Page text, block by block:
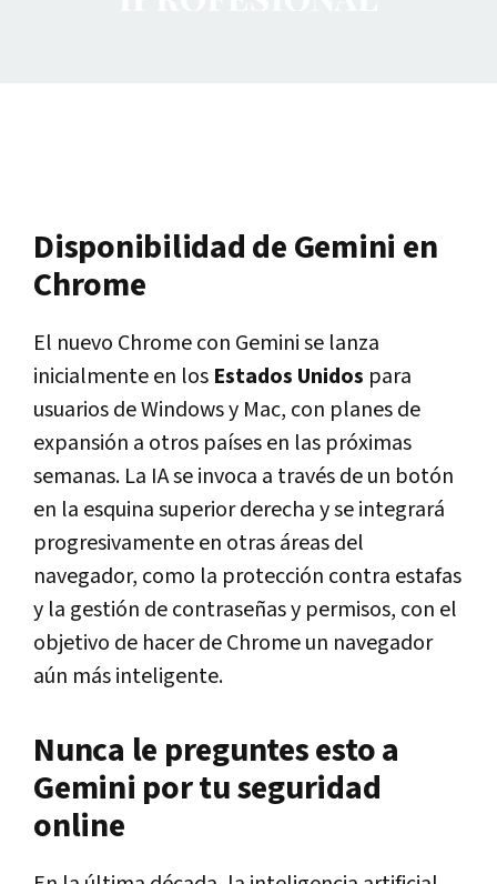
Disponibilidad de Gemini en
Chrome
El nuevo Chrome con Gemini se lanza
inicialmente en los Estados Unidos para
usuarios de Windows y Mac, con planes de
expansión a otros países en las próximas
semanas. La IA se invoca a través de un botón
en la esquina superior derecha y se integrará
progresivamente en otras áreas del
navegador, como la protección contra estafas
y la gestión de contraseñas y permisos, con el
objetivo de hacer de Chrome un navegador
aún más inteligente.
Nunca le preguntes esto a
Gemini por tu seguridad
online